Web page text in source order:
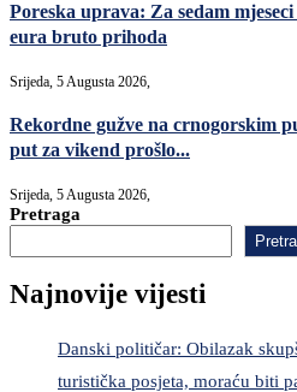
Poreska uprava: Za sedam
eura bruto prihoda
Srijeda, 5 Augusta 2026,
Rekordne gužve na crnogorskim
put za vikend prošlo...
Srijeda, 5 Augusta 2026,
Pretraga
Najnovije vijesti
Danski političar: Obilazak
turistička posjeta, moraću biti